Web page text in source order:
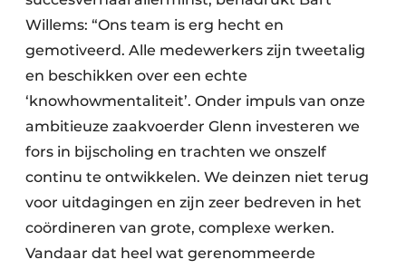
Willems: “Ons team is erg hecht en
gemotiveerd. Alle medewerkers zijn tweetalig
en beschikken over een echte
‘knowhowmentaliteit’. Onder impuls van onze
ambitieuze zaakvoerder Glenn investeren we
fors in bijscholing en trachten we onszelf
continu te ontwikkelen. We deinzen niet terug
voor uitdagingen en zijn zeer bedreven in het
coördineren van grote, complexe werken.
Vandaar dat heel wat gerenommeerde